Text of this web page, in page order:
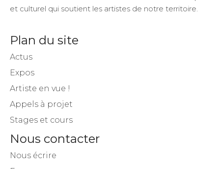
et culturel qui soutient les artistes de notre territoire.
Plan du site
Actus
Expos
Artiste en vue !
Appels à projet
Stages et cours
Nous contacter
Nous écrire